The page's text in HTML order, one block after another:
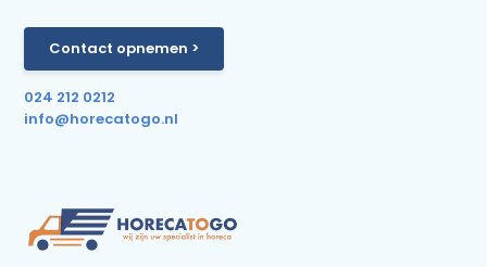
Contact opnemen >
024 212 0212
info@horecatogo.nl